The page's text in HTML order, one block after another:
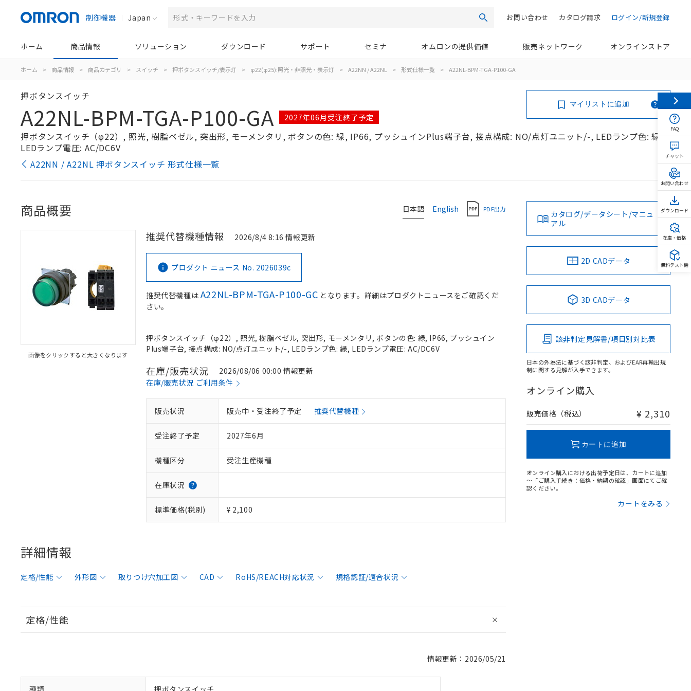
制御機器 Japan 検索 ログイン/新規登録
カタログ請求
お問い合わせ
ホーム 商品情報 ソリューション ダウンロード サポート セミナ オムロンの提供価値 販売ネットワーク オンラインストア
ホーム > 商品情報 > 商品カテゴリ > スイッチ > 押ボタンスイッチ/表示灯 > φ22(φ25):照光・非照光・表示灯 > A22NN / A22NL > 形式仕様一覧 > A22NL-BPM-TGA-P100-GA
押ボタンスイッチ
A22NL-BPM-TGA-P100-GA 2027年06月受注終了予定
押ボタンスイッチ（φ22）, 照光, 樹脂ベゼル, 突出形, モーメンタリ, ボタンの色: 緑, IP66, プッシュインPlus端子台, 接点構成: NO/点灯ユニット/-, LEDランプ色: 緑,
LEDランプ電圧: AC/DC6V
A22NN / A22NL 押ボタンスイッチ 形式仕様一覧
マイリストに追加
日本語 English PDF出力
商品概要
画像をクリックすると大きくなります
推奨代替機種情報 2026/8/4 8:16 情報更新
プロダクト ニュース No. 2026039c
推奨代替機種はA22NL-BPM-TGA-P100-GC となります。詳細はプロダクトニュースをご確認くだ
さい。
押ボタンスイッチ（φ22）, 照光, 樹脂ベゼル, 突出形, モーメンタリ, ボタンの色: 緑, IP66, プッシュイン
Plus端子台, 接点構成: NO/点灯ユニット/-, LEDランプ色: 緑, LEDランプ電圧: AC/DC6V
在庫/販売状況
2026/08/06 00:00 情報更新
在庫/販売状況 ご利用条件
販売状況 販売中・受注終了予定 推奨代替機種
受注終了予定 2027年6月
機種区分 受注生産機種
在庫状況
標準価格(税別) ¥ 2,100
詳細情報
定格/性能 外形図 取りつけ穴加工図 CAD RoHS/REACH対応状況 規格認証/適合状況
定格/性能
情報更新：2026/05/21
種類 押ボタンスイッチ
カタログ/データシート/マニュ
アル
2D CADデータ
3D CADデータ
該非判定見解書/項目別対比表
日本の外為法に基づく該非判定、およびEAR再輸出規
制に関する見解が入手できます。
オンライン購入
販売価格（税込） ¥ 2,310
カートに追加
オンライン購入における出荷予定日は、カートに追加
～「ご購入手続き：価格・納期の確認」画面にてご確
認ください。
カートをみる
FAQ
チャット
お問い合わせ
ダウンロード
在庫・価格
無料テスト機